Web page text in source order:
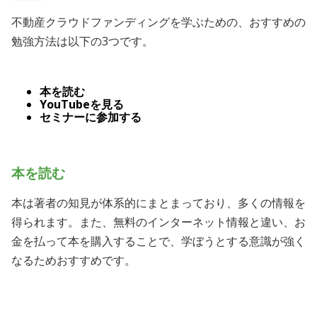
不動産クラウドファンディングを学ぶための、おすすめの
勉強方法は以下の3つです。
本を読む
YouTubeを見る
セミナーに参加する
本を読む
本は著者の知見が体系的にまとまっており、多くの情報を
得られます。また、無料のインターネット情報と違い、お
金を払って本を購入することで、学ぼうとする意識が強く
なるためおすすめです。